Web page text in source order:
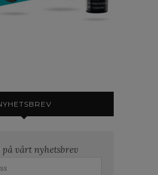
vårt nyhetsbrev